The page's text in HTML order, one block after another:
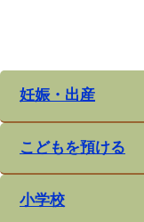
妊娠・出産
こどもを預ける
小学校